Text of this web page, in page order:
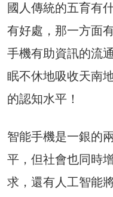
國人傳統的五育有
有好處，那一方面
手機有助資訊的流
眠不休地吸收天南
的認知水平！
智能手機是一銀的
平，但社會也同時
求，還有人工智能